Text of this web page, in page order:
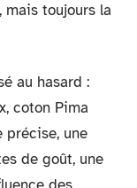
mais toujours la
au hasard :
coton Pima
précise, une
de goût, une